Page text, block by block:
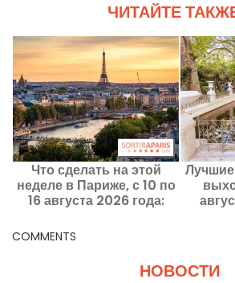
ЧИТАЙТЕ
Что сделать на этой
неделе в Париже, с 10 по
16 августа 2026 года:
которые стоит посетить
COMMENTS
НОВОСТИ